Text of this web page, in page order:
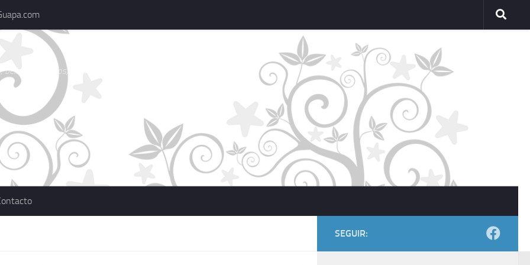
belleza, consejos, actualidad, marcas
SEGUIR: